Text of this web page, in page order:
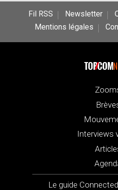
Fil RSS Newsletter
Mentions légales
Interviews
Le guide